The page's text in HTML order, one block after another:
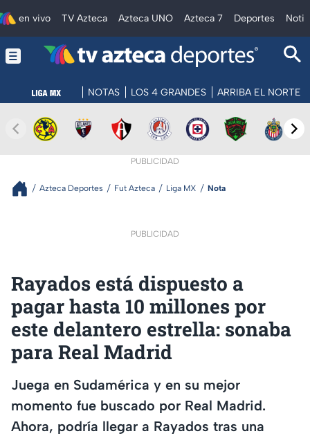
en vivo TV Azteca Azteca UNO Azteca 7 Deportes
NOTAS LOS 4 GRANDES ARRIBA EL NORTE
PUBLICIDAD
Azteca Deportes Fut Azteca Liga MX Nota
PUBLICIDAD
Rayados está dispuesto a
pagar hasta 10 millones por
este delantero estrella: sonaba
para Real Madrid
Juega en Sudamérica y en su mejor
momento fue buscado por Real Madrid.
Ahora, podría llegar a Rayados tras una